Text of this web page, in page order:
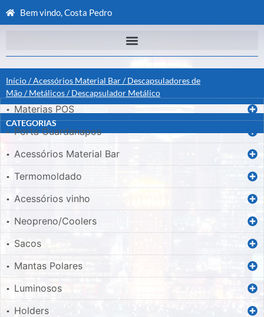
Bem vindo, Costa Pedro
Início/Acessórios Material Bar/Descapsuladores de
Mão/Metálicos/ Descapsulador Metálico
CATEGORIAS
▪ Materias POS
▪ Porta Guardanapos
▪ Acessórios Material Bar
▪ Termomoldado
▪ Acessórios vinho
▪ Neopreno/Coolers
▪ Sacos
▪ Mantas Polares
▪ Luminosos
▪ Holders